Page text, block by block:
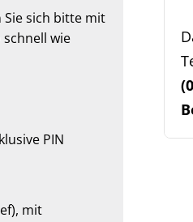
sich bitte mit
wie
PIN
mit